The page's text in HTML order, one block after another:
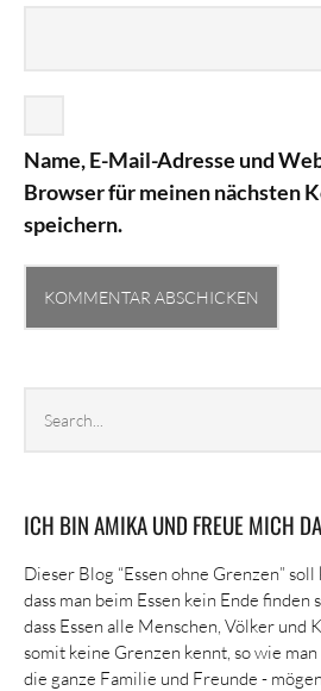
Name, E-Mail-Adresse und
Browser für meinen nächsten
speichern.
archives
ICH BIN AMIKA UND FREUE MICH
Dieser Blog “Essen ohne Grenzen”
dass man beim Essen kein Ende finden
dass Essen alle Menschen, Völker und
somit keine Grenzen kennt, so wie
die ganze Familie und Freunde -